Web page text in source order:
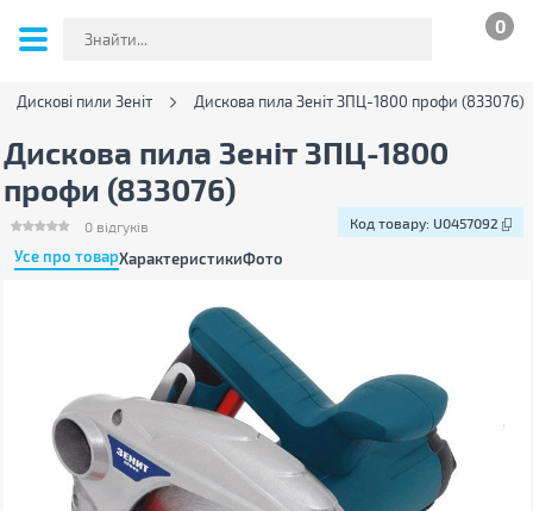
0
Дискові пили Зеніт Дискова пила Зеніт ЗПЦ-1800 профи (833076)
Дискова пила Зеніт ЗПЦ-1800
профи (833076)
Усе про товарХарактеристикиФото
0відгуків Код товару: U0457092